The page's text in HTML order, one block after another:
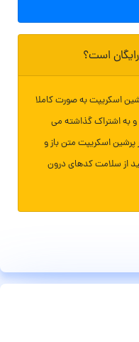
است؟
اسکریپت به صورت کاملا
به اشتراک گذاشته می
اسکریپت متن باز و
از سلامت کدهای درون